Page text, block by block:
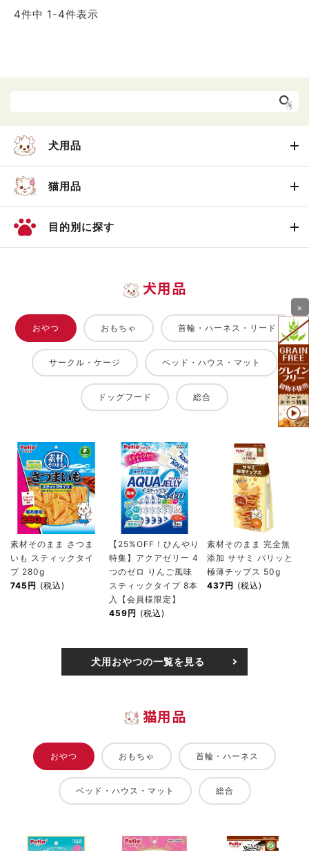
4件中 1 -4件表示
犬用品
猫用品
目的別に探す
犬用品
おやつ おもちゃ 首輪・ハーネス・リード
サークル・ケージ ベッド・ハウス・マット
ドッグフード 総合
素材そのまま さつま
いも スティックタイ
プ 280g
745円 (税込)
【25%OFF！ひんやり
特集】アクアゼリー 4
つのゼロ りんご風味
スティックタイプ 8本
入【会員様限定】
459円 (税込)
素材そのまま 完全無
添加 ササミ パリッと
極薄チップス 50g
437円 (税込)
犬用おやつの一覧を見る
猫用品
おやつ おもちゃ 首輪・ハーネス
ベッド・ハウス・マット 総合
×